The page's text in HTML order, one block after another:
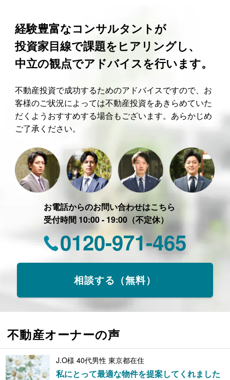
経験豊富なコンサルタントが
投資家目線で課題をヒアリングし、
中立の観点でアドバイスを行います。
不動産投資で成功するためのアドバイスですので、お
客様のご状況によっては不動産投資をあきらめていた
だくようおすすめする場合もございます。あらかじめ
ご了承ください。
お電話からのお問い合わせはこちら
受付時間 10:00 - 19:00（不定休）
0120-971-465
相談する（無料）
不動産オーナーの声
J.O様 40代男性 東京都在住
私にとって最適な物件を提案してくれました